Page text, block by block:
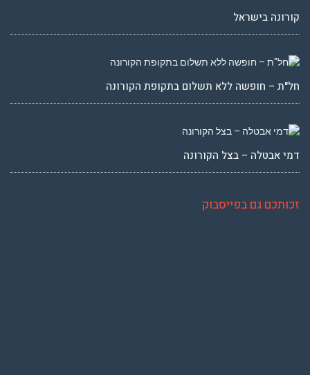
קורונה בישראל
חל"ת – חופשה ללא תשלום בתקופת הקורונה
דמי אבטלה – בצל הקורונה
זכותכם גם בפייסבוק